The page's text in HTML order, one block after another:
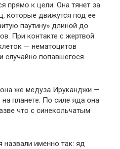
прямо к цели. Она тянет за
которые движутся под ее
паутину» длиной до
При контакте с жертвой
— нематоцитов
случайно попавшегося
же медуза Ируканджи —
планете. По силе яда она
что с синекольчатым
назвали именно так: яд